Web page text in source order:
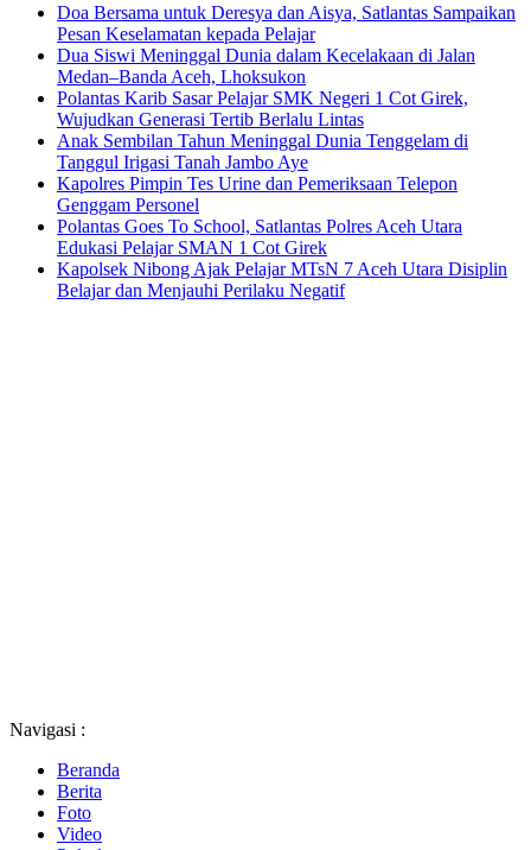
Doa Bersama untuk Deresya dan Aisya, Satlantas Sampaikan
Pesan Keselamatan kepada Pelajar
Dua Siswi Meninggal Dunia dalam Kecelakaan di Jalan
Medan–Banda Aceh, Lhoksukon
Polantas Karib Sasar Pelajar SMK Negeri 1 Cot Girek,
Wujudkan Generasi Tertib Berlalu Lintas
Anak Sembilan Tahun Meninggal Dunia Tenggelam di
Tanggul Irigasi Tanah Jambo Aye
Kapolres Pimpin Tes Urine dan Pemeriksaan Telepon
Genggam Personel
Polantas Goes To School, Satlantas Polres Aceh Utara
Edukasi Pelajar SMAN 1 Cot Girek
Kapolsek Nibong Ajak Pelajar MTsN 7 Aceh Utara Disiplin
Belajar dan Menjauhi Perilaku Negatif
Navigasi :
Beranda
Berita
Foto
Video